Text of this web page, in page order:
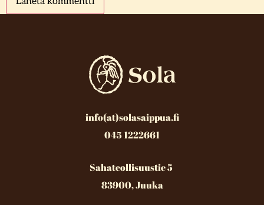
info(at)solasaippua.fi
045 1222661
Sahateollisuustie 5
83900, Juuka